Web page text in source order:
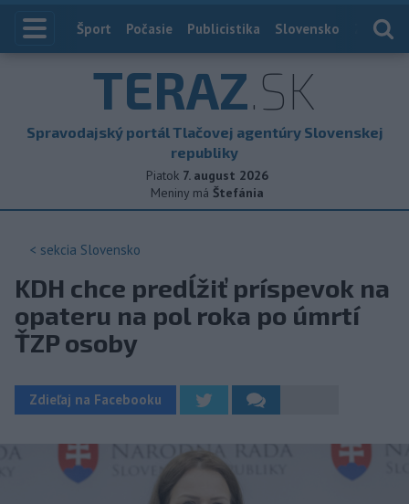
Index
Šport Počasie Publicistika Slovensko
TERAZ.SK
Spravodajský portál Tlačovej agentúry Slovenskej
republiky
Piatok 7. august 2026
Meniny má Štefánia
< sekcia Slovensko
KDH chce predĺžiť príspevok na
opateru na pol roka po úmrtí
ŤZP osoby
Zdieľaj na Facebooku